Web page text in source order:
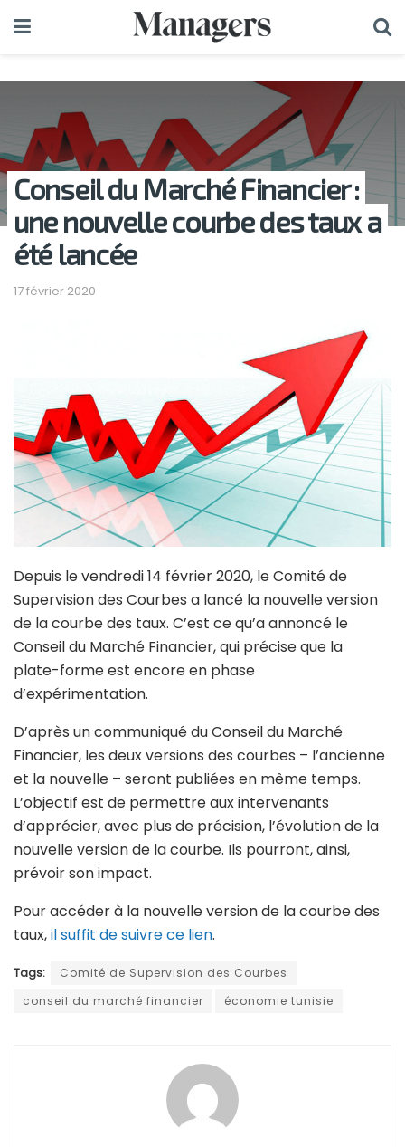
Conseil du Marché Financier :
une nouvelle courbe des taux a
été lancée
17 février 2020
Depuis le vendredi 14 février 2020, le Comité de
Supervision des Courbes a lancé la nouvelle version
de la courbe des taux. C’est ce qu’a annoncé le
Conseil du Marché Financier, qui précise que la
plate-forme est encore en phase
d’expérimentation.
D’après un communiqué du Conseil du Marché
Financier, les deux versions des courbes – l’ancienne
et la nouvelle – seront publiées en même temps.
L’objectif est de permettre aux intervenants
d’apprécier, avec plus de précision, l’évolution de la
nouvelle version de la courbe. Ils pourront, ainsi,
prévoir son impact.
Pour accéder à la nouvelle version de la courbe des
taux,il suffit de suivre ce lien.
Tags:
Comité de Supervision des Courbes
conseil du marché financier
économie tunisie